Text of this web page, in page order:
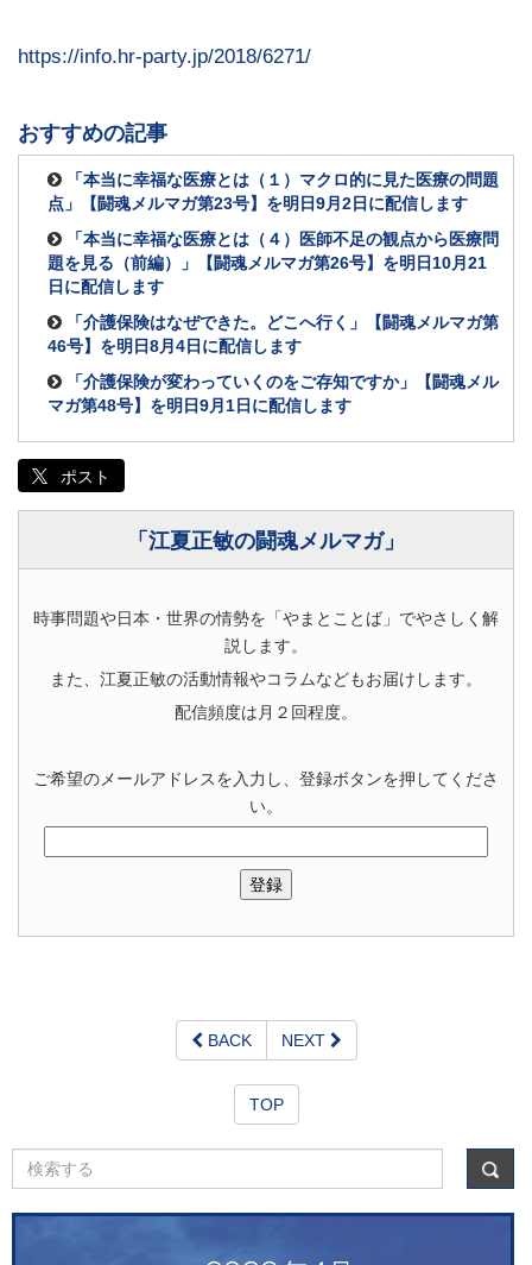
https://info.hr-party.jp/2018/6271/
おすすめの記事
「本当に幸福な医療とは（１）マクロ的に見た医療の問題
点」【闘魂メルマガ第23号】を明日9月2日に配信します
「本当に幸福な医療とは（４）医師不足の観点から医療問
題を見る（前編）」【闘魂メルマガ第26号】を明日10月21
日に配信します
「介護保険はなぜできた。どこへ行く」【闘魂メルマガ第
46号】を明日8月4日に配信します
「介護保険が変わっていくのをご存知ですか」【闘魂メル
マガ第48号】を明日9月1日に配信します
ポスト
「江夏正敏の闘魂メルマガ」
時事問題や日本・世界の情勢を「やまとことば」でやさしく解
説します。
また、江夏正敏の活動情報やコラムなどもお届けします。
配信頻度は月２回程度。
ご希望のメールアドレスを入力し、登録ボタンを押してくださ
い。
BACK NEXT
TOP